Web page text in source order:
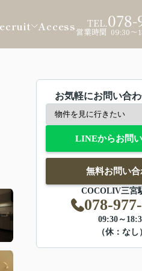
Access TEL.078-
営業時間 09:30～
お気軽にお問い合
LINEからお問
無料お問い合
COCOLIV三宮
078-
09:30～
（休：なし